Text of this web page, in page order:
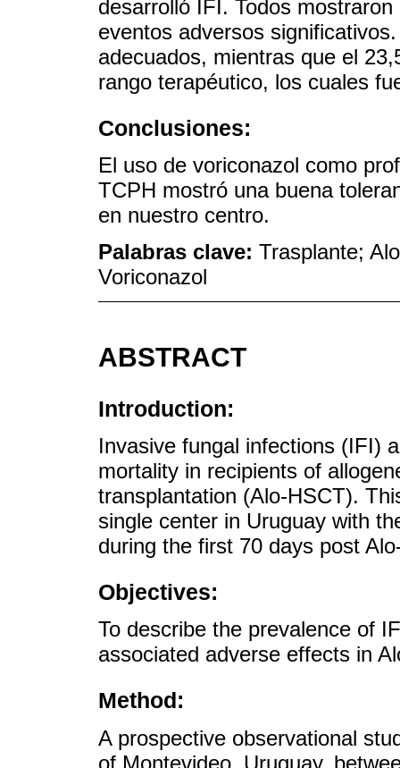
desarrolló IFI. Todos
eventos adversos
adecuados, mientras que el
rango terapéutico, los cuales
Conclusiones:
El uso de voriconazol como
TCPH mostró una buena
en nuestro centro.
Palabras clave: Trasplante;
Voriconazol
ABSTRACT
Introduction:
Invasive fungal infections (IFI)
mortality in recipients of
transplantation (Alo-HSCT).
single center in Uruguay with
during the first 70 days post
Objectives:
To describe the prevalence of
associated adverse effects in
Method:
A prospective observational
of Montevideo, Uruguay,